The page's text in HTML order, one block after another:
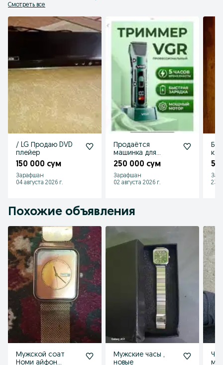
Смотреть все
/ LG Продаю DVD
плейер
150 000 сум
Зарафшан
04 августа 2026 г.
Продаётся
машинка для
стрижки волос
брал в 2025г.
250 000 сум
Зарафшан
02 августа 2026 г.
55
23
Похожие объявления
Мужской соат
Номи айфон
Мужские часы ,
новые